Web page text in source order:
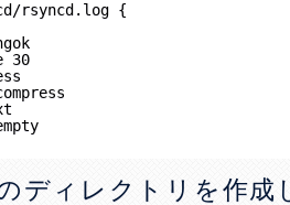
rsyncd .log {
30
ディレクトリを作成